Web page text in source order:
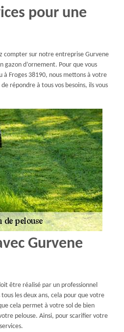
pour une
compter sur notre entreprise Gurvene
gazon d’ornement. Pour que vous
à Froges 38190, nous mettons à votre
répondre à tous vos besoins, ils vous
Gurvene
être réalisé par un professionnel
les deux ans, cela pour que votre
cela permet à votre sol de bien
pelouse. Ainsi, pour scarifier votre